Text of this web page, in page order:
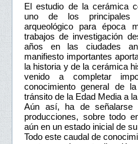
El estudio de la cerámica
uno de los principales
arqueológico para época
trabajos de investigación
años en las ciudades
manifiesto importantes
la historia y de la cerámica
venido a completar
conocimiento general de
tránsito de la Edad Media a
Aún así, ha de
producciones, sobre todo
aún en un estado inicial de
Todo este caudal de